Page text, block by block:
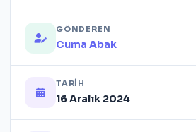
GÖNDEREN
Cuma Abak
TARIH
16 Aralık 2024